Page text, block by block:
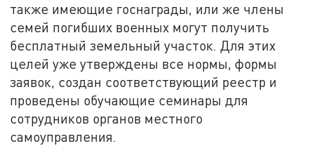
также имеющие госнаграды, или же члены
семей погибших военных могут получить
бесплатный земельный участок. Для этих
целей уже утверждены все нормы, формы
заявок, создан соответствующий реестр и
проведены обучающие семинары для
сотрудников органов местного
самоуправления.